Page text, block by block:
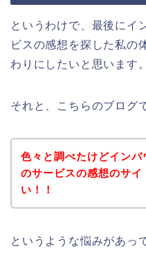
というわけで、最後にイ
ビスの感想を探した私の
わりにしたいと思います。
それと、こちらのブログ
色々と調べたけどイン
のサービスの感想のサ
い！！
というような悩みがあっ